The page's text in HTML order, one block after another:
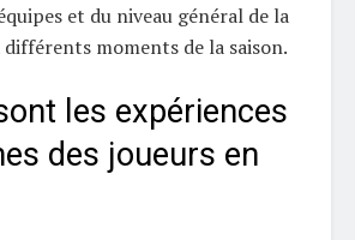
et du niveau général de la
moments de la saison.
les expériences
des joueurs en